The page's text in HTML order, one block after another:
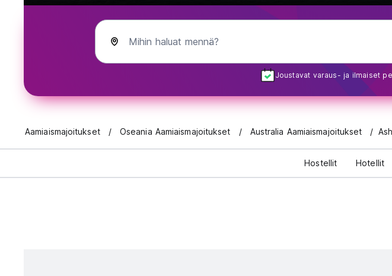
Mihin haluat mennä?
Joustavat varaus- ja ilmaiset
Aamiaismajoitukset Oseania Aamiaismajoitukset Australia Aamiaismajoitukset
Hostellit Hotellit